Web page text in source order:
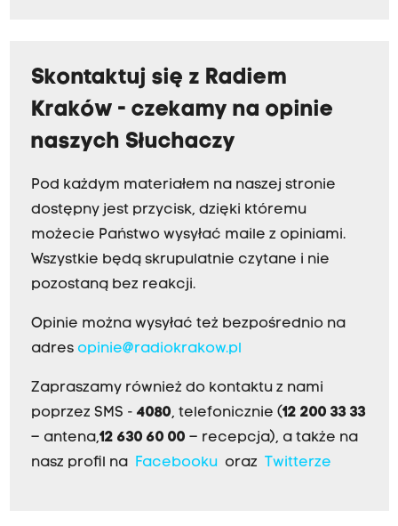
Skontaktuj się z Radiem
Kraków - czekamy na opinie
naszych Słuchaczy
Pod każdym materiałem na naszej stronie
dostępny jest przycisk, dzięki któremu
możecie Państwo wysyłać maile z opiniami.
Wszystkie będą skrupulatnie czytane i nie
pozostaną bez reakcji.
Opinie można wysyłać też bezpośrednio na
adres opinie@radiokrakow.pl
Zapraszamy również do kontaktu z nami
poprzez SMS - 4080, telefonicznie (12 200 33 33
– antena,12 630 60 00 – recepcja), a także na
nasz profil na
Facebookuoraz Twitterze